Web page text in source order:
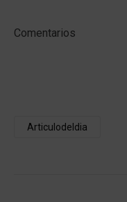
Comentarios
Articulodeldia